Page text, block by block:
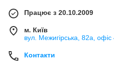
Працює з 20.10.2009
м. Київ
вул. Межигірська, 82а,
Контакти